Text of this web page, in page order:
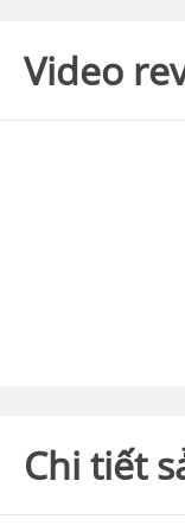
Video
Chi tiết